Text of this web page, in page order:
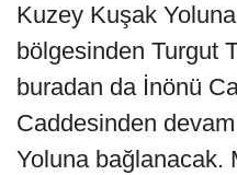
Kuzey Kuşak
bölgesinden Turgut
buradan da İnönü
Caddesinden
Yoluna bağlanacak.